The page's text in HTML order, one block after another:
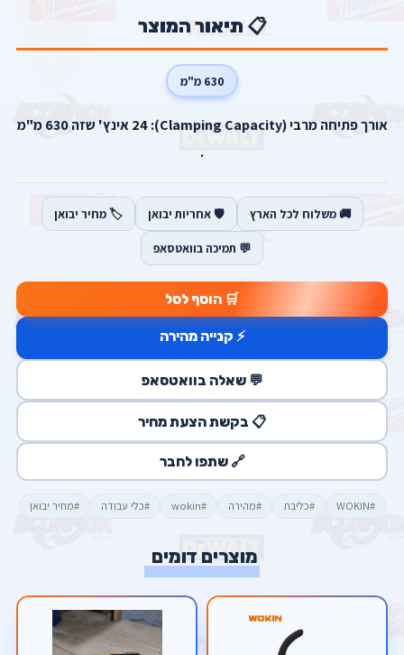
📋 תיאור המוצר
630 מ"מ
אורך פתיחה מרבי (Clamping Capacity): 24 אינץ' שזה 630 מ"מ
.
🚚 משלוח לכל הארץ 🛡️ אחריות יבואן 🏷️ מחיר יבואן
💬 תמיכה בוואטסאפ
🛒 הוסף לסל
⚡ קנייה מהירה
💬 שאלה בוואטסאפ
📋 בקשת הצעת מחיר
🔗 שתפו לחבר
#WOKIN #כליבת #מהירה #wokin #כלי עבודה #מחיר יבואן
מוצרים דומים